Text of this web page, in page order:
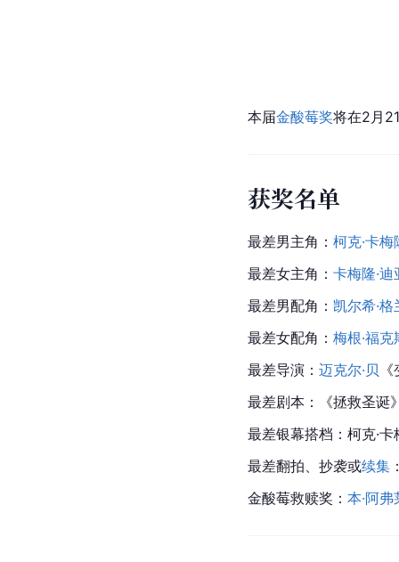
本届金酸莓奖将在2月
获奖名单
最差男主角： 柯克·卡梅
最差女主角： 卡梅隆·迪
最差男配角： 凯尔希·格
最差女配角： 梅根·福克
最差导演： 迈克尔·贝
最差剧本：《拯救圣诞
最差银幕搭档：柯克·
最差翻拍、抄袭或续集
金酸莓救赎奖： 本·阿弗